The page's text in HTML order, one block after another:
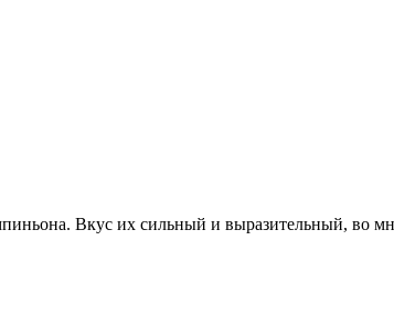
Вкус их сильный и выразительный, во